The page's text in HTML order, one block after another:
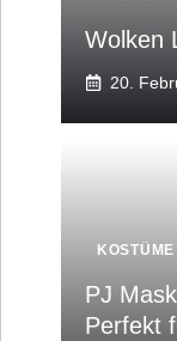
Wolken
20.
KOSTÜME
PJ
Perfekt